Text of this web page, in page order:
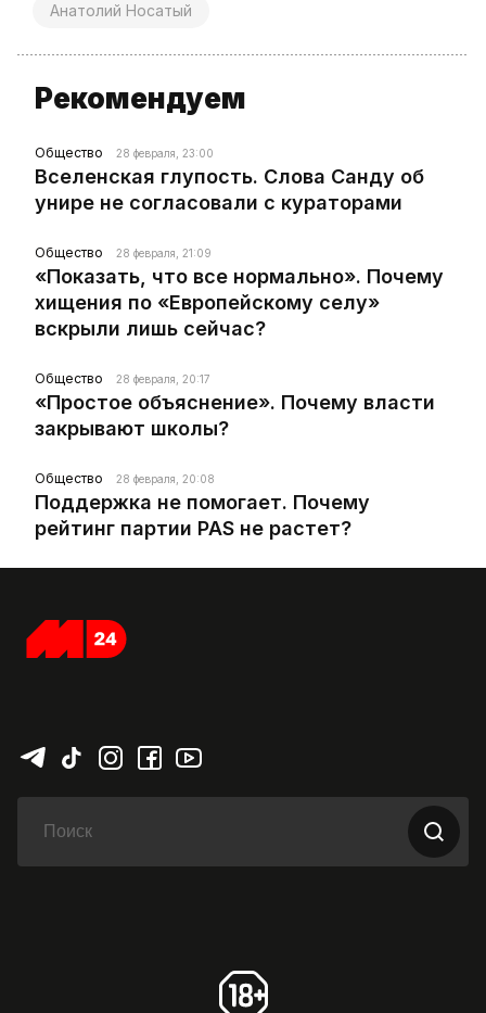
Анатолий Носатый
Рекомендуем
Общество 28 февраля, 23:00
Вселенская глупость. Слова Санду об
унире не согласовали с кураторами
Общество 28 февраля, 21:09
«Показать, что все нормально». Почему
хищения по «Европейскому селу»
вскрыли лишь сейчас?
Общество 28 февраля, 20:17
«Простое объяснение». Почему власти
закрывают школы?
Общество 28 февраля, 20:08
Поддержка не помогает. Почему
рейтинг партии PAS не растет?